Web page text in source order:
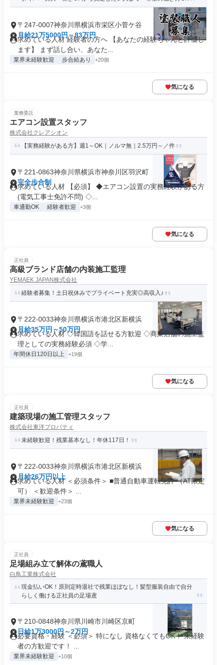
〒247-0007神奈川県横浜市栄区小菅ケ谷
月給21万5000円～83万円
求めている人材 経験者の方へ 【あなたの経験ちゃんと評価し
ます】 まず話し合い、あなた...
業界未経験歓迎 歩合給あり +20個
気になる
業務委託
エアコン設置スタッフ
株式会社クレアシオン
【実務経験がある方】週1～OK｜ノルマ無｜2.5万円～／件
〒221-0863神奈川県横浜市神奈川区羽沢町
完全歩合制
求めている人材 【必須】 ◆エアコン設置の実務経験がある方
(電気工事士免許不問) ◇...
車通勤OK 経験者歓迎 +3個
気になる
正社員
高級ブランド店舗の内装施工監理
YEMAEK JAPAN株式会社
経験者募集！土日祝休みでプライベート充実◎高収入♪
〒222-0033神奈川県横浜市港北区新横浜
月給35万円～50万円
求めている人材 ◇韓国語を話せる方歓迎 ◇商業店舗の施工監
理としての実務経験必須 ◇学...
年間休日120日以上 +19個
気になる
正社員
建築現場の施工管理スタッフ
株式会社東洋プロパティ
未経験歓迎！残業基本なし！年休117日！
〒222-0033神奈川県横浜市港北区新横浜
月給26万円以上
求めている人材 ＜必須条件＞ ■普通自動車運転免許 （AT限定
可） ＜歓迎条件＞ ...
業界未経験歓迎 +23個
気になる
正社員
足場組み立て解体の鳶職人
白鳥工業株式会社
現金払いOK！原則定時退社で残業ほぼなし！髪型服装自由で自分
らしく働ける正社員の足場鳶
〒210-0848神奈川県川崎市川崎区京町
日給1万3000円～2万円
必要資格・経験 ＜必須＞ 特になし 資格なくてもOK！ 未経験
者の方歓迎です！ ...
業界未経験歓迎 +10個